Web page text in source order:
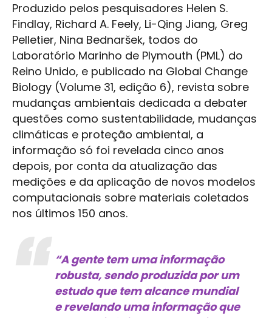
Produzido pelos pesquisadores Helen S.
Findlay, Richard A. Feely, Li-Qing Jiang, Greg
Pelletier, Nina Bednaršek, todos do
Laboratório Marinho de Plymouth (PML) do
Reino Unido, e publicado na Global Change
Biology (Volume 31, edição 6), revista sobre
mudanças ambientais dedicada a debater
questões como sustentabilidade, mudanças
climáticas e proteção ambiental, a
informação só foi revelada cinco anos
depois, por conta da atualização das
medições e da aplicação de novos modelos
computacionais sobre materiais coletados
nos últimos 150 anos.
“A gente tem uma informação
robusta, sendo produzida por um
estudo que tem alcance mundial
e revelando uma informação que